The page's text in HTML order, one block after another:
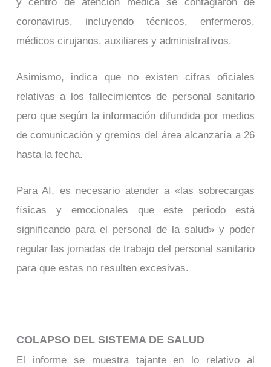
coronavirus, incluyendo técnicos, enfermeros,
médicos cirujanos, auxiliares y administrativos.
Asimismo, indica que no existen cifras oficiales
relativas a los fallecimientos de personal sanitario
pero que según la información difundida por medios
de comunicación y gremios del área alcanzaría a 26
hasta la fecha.
Para AI, es necesario atender a «las sobrecargas
físicas y emocionales que este periodo está
significando para el personal de la salud» y poder
regular las jornadas de trabajo del personal sanitario
para que estas no resulten excesivas.
COLAPSO DEL SISTEMA DE SALUD
El informe se muestra tajante en lo relativo al